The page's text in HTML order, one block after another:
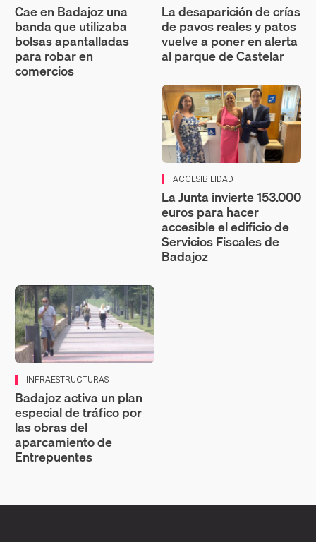
Cae en Badajoz una
banda que utilizaba
bolsas apantalladas
para robar en
comercios
La desaparición de crías
de pavos reales y patos
vuelve a poner en alerta
al parque de Castelar
ACCESIBILIDAD
La Junta invierte 153.000
euros para hacer
accesible el edificio de
Servicios Fiscales de
Badajoz
INFRAESTRUCTURAS
Badajoz activa un plan
especial de tráfico por
las obras del
aparcamiento de
Entrepuentes